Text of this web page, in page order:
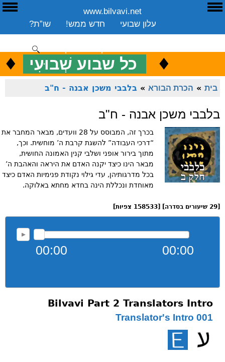
www.bilvavi.net
שו”ת?
חדש ממש!
עלון שבועי
שיעורים שבועי
ספרים
ארכיון
סקירה כללית
ENGLISH ♦ כל שבוע שְׁבוּעִי ♦
בית » הכרת הבורא » בלבבי משכן אבנה - ח"ב
בלבבי משכן אבנה - ח"ב
בכרך זה, המבוסס על 28 וועדים, מבאר המחבר את
“דרכי העבודה” להשגת קרבת ה’ מוחשית. וכך,
מתוך בירור אופני ושלבי קנין האמונה החושית,
מבאר הינו כיצד יקנה האדם את היראה והאהבת ה’
בכל מדרגותיהן, עדי גילוי נקודת פנימיות האדם כיצד
מאוחדת ונכללת הינה בחדא מחתא באלוקה.
00:00 00:00
Bilvavi Part 2 Translators Intro
001 Translator's Intro